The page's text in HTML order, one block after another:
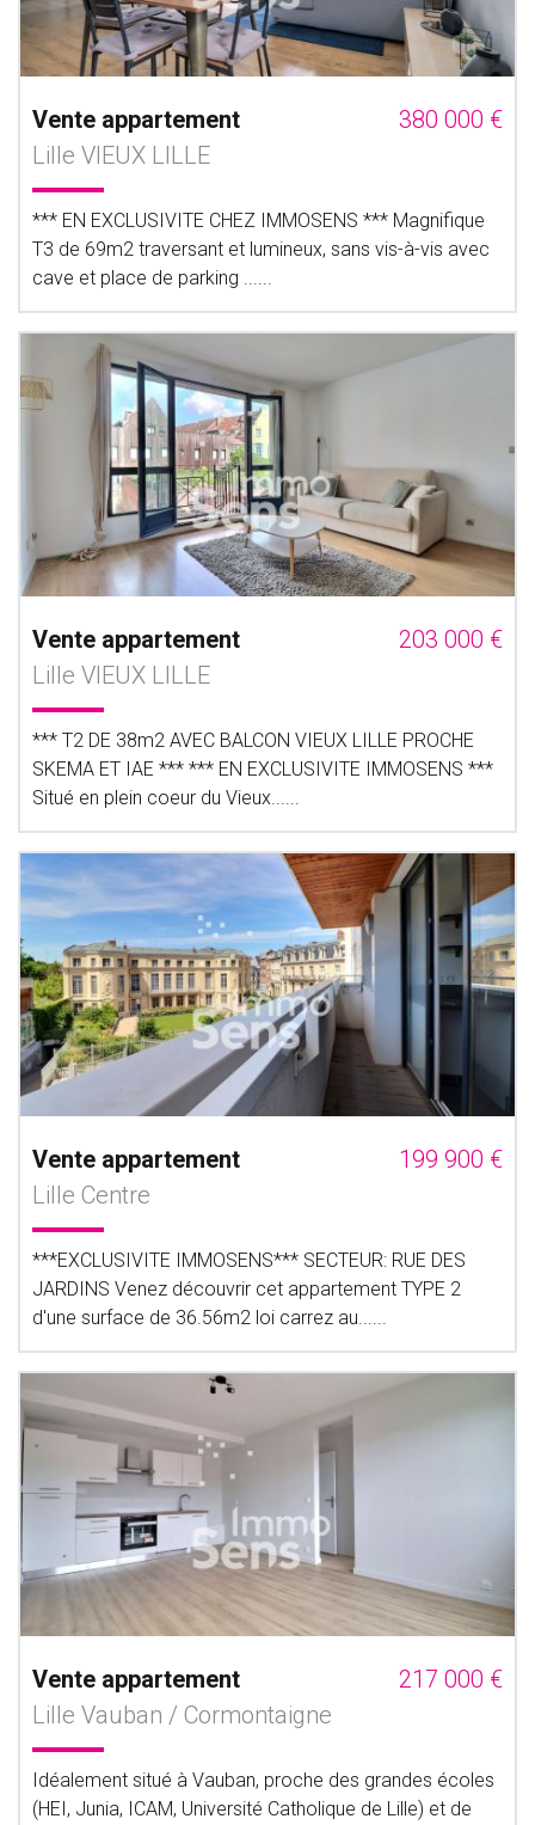
Vente appartement
380 000 €
Lille VIEUX LILLE
*** EN EXCLUSIVITE CHEZ IMMOSENS *** Magnifique
T3 de 69m2 traversant et lumineux, sans vis-à-vis avec
cave et place de parking ......
Vente appartement
203 000 €
Lille VIEUX LILLE
*** T2 DE 38m2 AVEC BALCON VIEUX LILLE PROCHE
SKEMA ET IAE *** *** EN EXCLUSIVITE IMMOSENS ***
Situé en plein coeur du Vieux......
Vente appartement
199 900 €
Lille Centre
***EXCLUSIVITE IMMOSENS*** SECTEUR: RUE DES
JARDINS Venez découvrir cet appartement TYPE 2
d'une surface de 36.56m2 loi carrez au......
Vente appartement
217 000 €
Lille Vauban / Cormontaigne
Idéalement situé à Vauban, proche des grandes écoles
(HEI, Junia, ICAM, Université Catholique de Lille) et de